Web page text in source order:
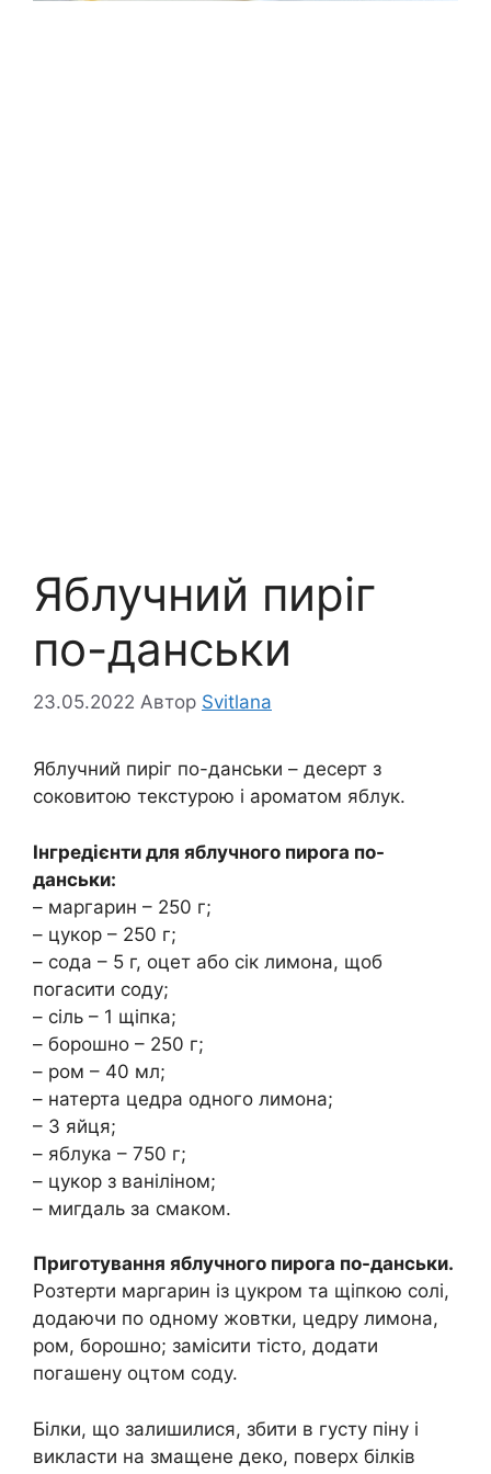
Яблучний пиріг
по-данськи
23.05.2022 Автор Svitlana
Яблучний пиріг по-данськи – десерт з
соковитою текстурою і ароматом яблук.
Інгредієнти для яблучного пирога по-
данськи:
– маргарин – 250 г;
– цукор – 250 г;
– сода – 5 г, оцет або сік лимона, щоб
погасити соду;
– сіль – 1 щіпка;
– борошно – 250 г;
– ром – 40 мл;
– натерта цедра одного лимона;
– 3 яйця;
– яблука – 750 г;
– цукор з ваніліном;
– мигдаль за смаком.
Приготування яблучного пирога по-данськи.
Розтерти маргарин із цукром та щіпкою солі,
додаючи по одному жовтки, цедру лимона,
ром, борошно; замісити тісто, додати
погашену оцтом соду.
Білки, що залишилися, збити в густу піну і
викласти на змащене деко, поверх білків